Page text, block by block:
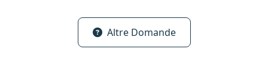
Altre Domande